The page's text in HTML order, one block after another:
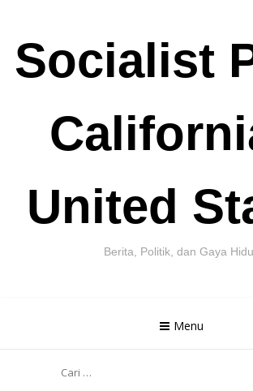
content
Socialist
United
Berita, Politik, dan Gaya
Menu
untuk: